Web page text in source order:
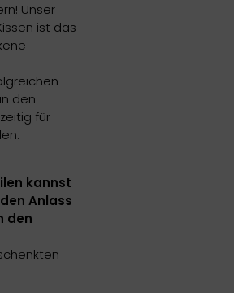
Unser
ist das
den
für
kannst
Anlass
den